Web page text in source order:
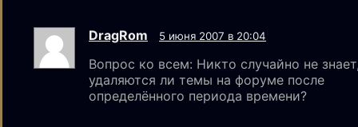
DragRom 5 июня 2007 в 20:04
Вопрос ко всем: Никто случайно не
удаляются ли темы на форуме после
определённого периода времени?